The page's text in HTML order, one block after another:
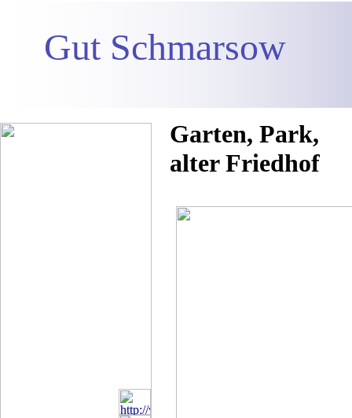
Garten, Park,
alter Friedhof
Gut Schmarsow